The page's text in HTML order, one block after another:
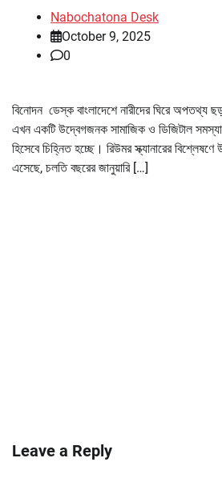
Nabochatona Desk
October 9, 2025
0
বিনোদন ডেস্ক বাংলাদেশে নারীদের ঘিরে অপতথ্য
এখন একটি উদ্বেগজনক সামাজিক ও ডিজিটাল সমস্যা
হিসেবে চিহ্নিত হচ্ছে। রিউমর স্ক্যানারের বিশ্লেষণে
এসেছে, চলতি বছরের জানুয়ারি […]
Leave a Reply